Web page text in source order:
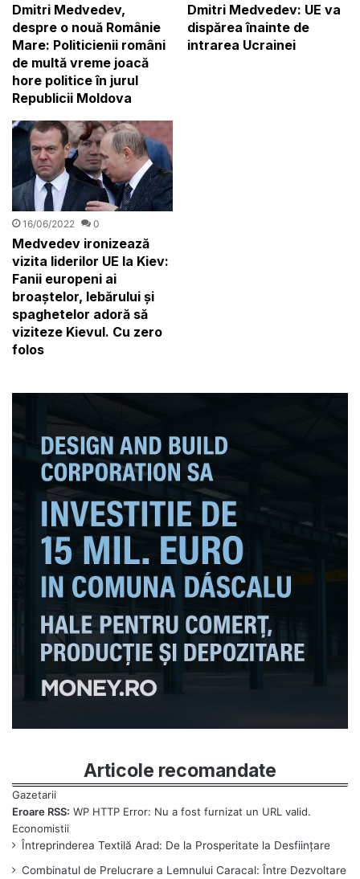
Dmitri Medvedev,
despre o nouă Românie
Mare: Politicienii români
de multă vreme joacă
hore politice în jurul
Republicii Moldova
Dmitri Medvedev: UE va
dispărea înainte de
intrarea Ucrainei
16/06/2022 0
Medvedev ironizează
vizita liderilor UE la Kiev:
Fanii europeni ai
broaștelor, lebărului și
spaghetelor adoră să
viziteze Kievul. Cu zero
folos
Articole recomandate
Eroare RSS: WP HTTP Error: Nu a fost furnizat un URL valid.
Întreprinderea Textilă Arad: De la Prosperitate la Desființare
Combinatul de Prelucrare a Lemnului Caracal: Între Dezvoltare